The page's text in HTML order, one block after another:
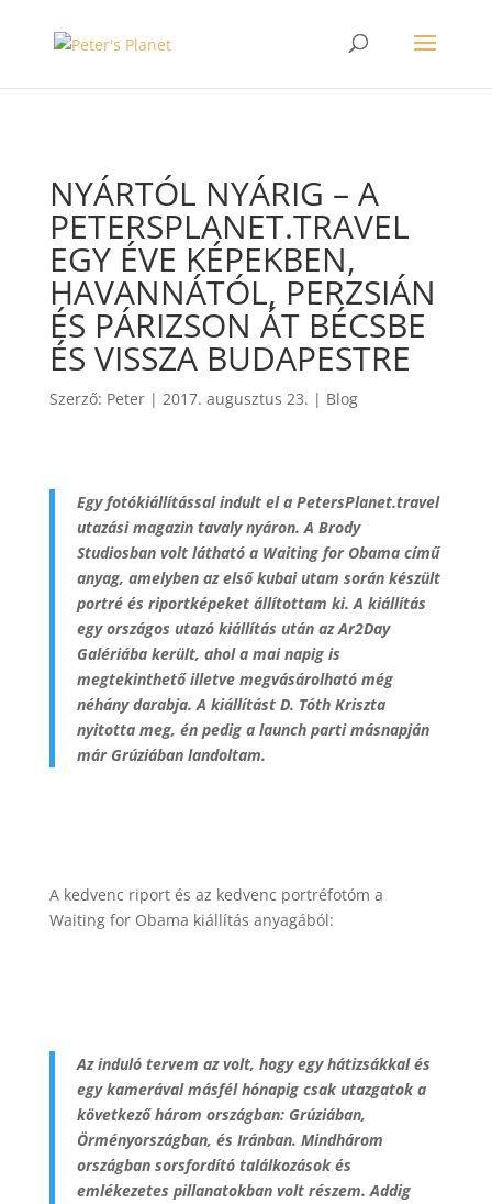
NYÁRTÓL NYÁRIG – A
PETERSPLANET.TRAVEL
EGY ÉVE KÉPEKBEN,
HAVANNÁTÓL, PERZSIÁN
ÉS PÁRIZSON ÁT BÉCSBE
ÉS VISSZA BUDAPESTRE
Szerző: Peter| 2017. augusztus 23. | Blog
Egy fotókiállítással indult el a PetersPlanet.travel
utazási magazin tavaly nyáron. A Brody
Studiosban volt látható a Waiting for Obama című
anyag, amelyben az első kubai utam során készült
portré és riportképeket állítottam ki. A kiállítás
egy országos utazó kiállítás után az Ar2Day
Galériába került, ahol a mai napig is
megtekinthető illetve megvásárolható még
néhány darabja. A kiállítást D. Tóth Kriszta
nyitotta meg, én pedig a launch parti másnapján
már Grúziában landoltam.
A kedvenc riport és az kedvenc portréfotóm a
Waiting for Obama kiállítás anyagából:
Az induló tervem az volt, hogy egy hátizsákkal és
egy kamerával másfél hónapig csak utazgatok a
következő három országban: Grúziában,
Örményországban, és Iránban. Mindhárom
országban sorsfordító találkozások és
emlékezetes pillanatokban volt részem. Addig